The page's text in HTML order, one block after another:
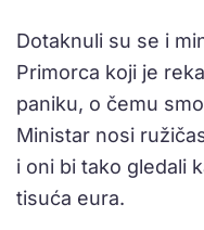
Dotaknuli su se i
Primorca koji je
paniku, o čemu
Ministar nosi
i oni bi tako gledali
tisuća eura.